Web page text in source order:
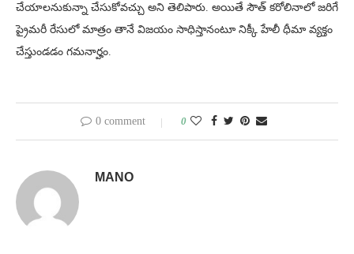
చేయాలనుకున్నా చేసుకోవచ్చు అని తెలిపారు. అయితే సౌత్ కరోలినాలో జరిగే
ప్రైమరీ రేసులో మాత్రం తానే విజయం సాధిస్తానంటూ నిక్కీ హేలీ ధీమా వ్యక్తం
చేస్తుండడం గమనార్హం.
0 comment 0
MANO